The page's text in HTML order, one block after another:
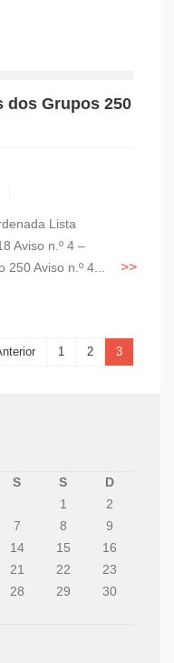
dos Grupos 250
Lista
Aviso n.º 4 –
250 Aviso n.º 4...
1 2 3
S S
D
1
2
7 8
9
14 15
16
21 22
23
28 29
30